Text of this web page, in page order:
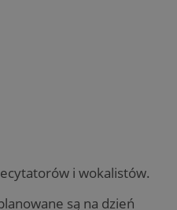
i wokalistów.
są na dzień